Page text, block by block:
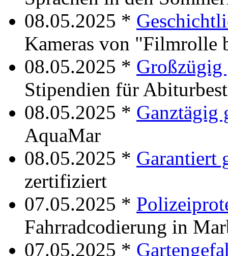
08.05.2025 *
Kameras von "Filmrolle
08.05.2025 * Großzügig
Stipendien für
08.05.2025 * Ganztägig
AquaMar
08.05.2025 * Garantiert
zertifiziert
07.05.2025 *
Fahrradcodierung in
07.05.2025 *